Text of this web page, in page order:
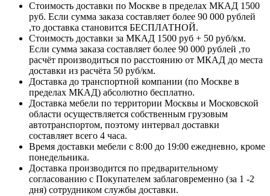
Стоимость доставки по Москве в пределах МКАД 1500
руб. Если сумма заказа составляет более 90 000 рублей
,то доставка становится БЕСПЛАТНОЙ.
Стоимость доставки за МКАД 1500 руб + 50 руб/км.
Если сумма заказа составляет более 90 000 рублей ,то
расчёт производиться по расстоянию от МКАД до места
доставки из расчёта 50 руб/км.
Доставка до транспортной компании (по Москве в
пределах МКАД) абсолютно бесплатно.
Доставка мебели по территории Москвы и Московской
области осуществляется собственным грузовым
автотранспортом, поэтому интервал доставки
составляет всего 4 часа.
Время доставки мебели с 8:00 до 19:00 ежедневно, кроме
понедельника.
Доставка производится по предварительному
согласованию с Покупателем заблаговременно (за 1 -2
дня) сотрудником службы доставки.